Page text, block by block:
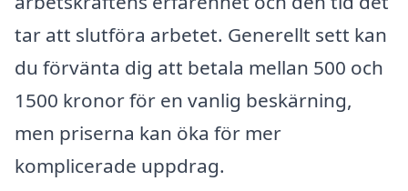
tar att slutföra arbetet. Generellt sett kan
du förvänta dig att betala mellan 500 och
1500 kronor för en vanlig beskärning,
men priserna kan öka för mer
komplicerade uppdrag.